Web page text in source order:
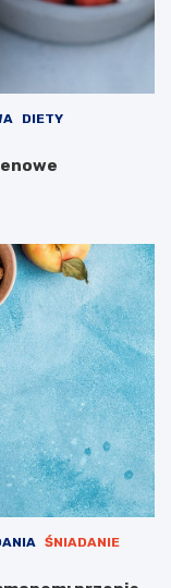
DIETY
ŚNIADANIE